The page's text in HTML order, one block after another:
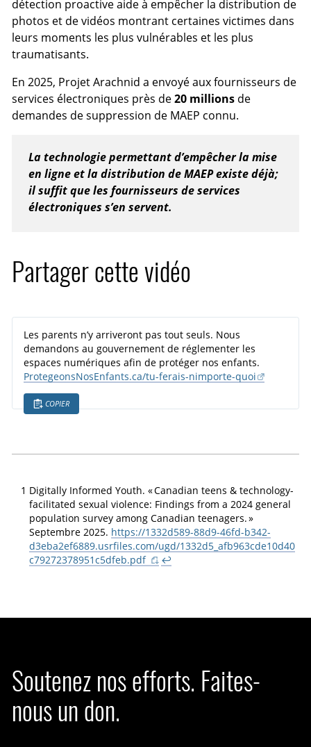
détection proactive aide à empêcher la distribution de
photos et de vidéos montrant certaines victimes dans
leurs moments les plus vulnérables et les plus
traumatisants.
En 2025, Projet Arachnid a envoyé aux fournisseurs de
services électroniques près de20 millions de
demandes de suppression de MAEP connu.
La technologie permettant d’empêcher la mise
en ligne et la distribution de MAEP existe déjà;
il suffit que les fournisseurs de services
électroniques s’en servent.
Partager cette vidéo
Les parents n’y arriveront pas tout seuls. Nous
demandons au gouvernement de réglementer les
espaces numériques afin de protéger nos enfants.
ProtegeonsNosEnfants.ca/tu-ferais-nimporte-quoi
COPIER
1 Digitally Informed Youth. «Canadian teens & technology-
facilitated sexual violence: Findings from a 2024 general
population survey among Canadian teenagers.»
Septembre 2025. https://1332d589-88d9-46fd-b342-
d3eba2ef6889.usrfiles.com/ugd/1332d5_afb963cde10d40
c79272378951c5dfeb.pdf
↩
Soutenez nos efforts. Faites-
nous un don.